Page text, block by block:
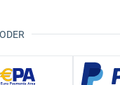
ODER